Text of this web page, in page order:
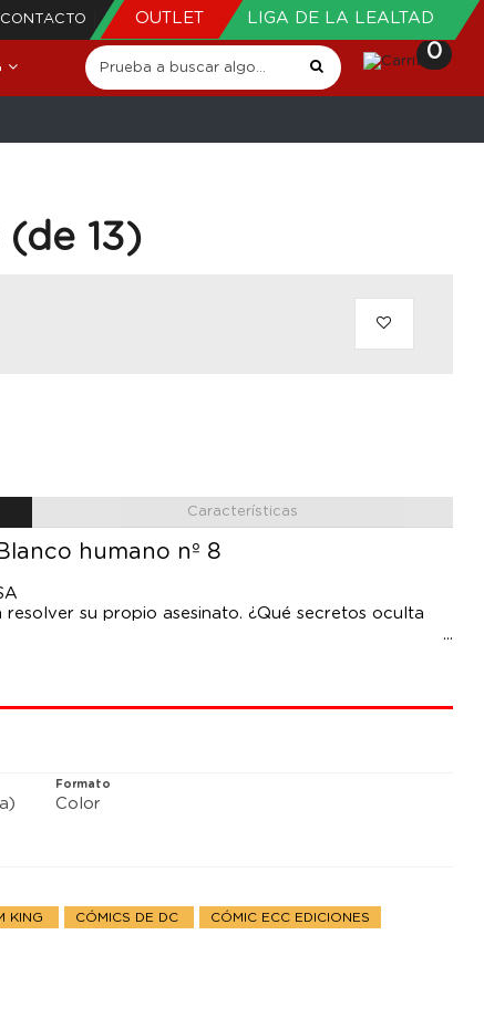
CONTACTO OUTLET LIGA DE LA LEALTAD
0
13)
Características
humano nº 8
su propio asesinato. ¿Qué secretos oculta
Formato
Color
KING CÓMICS DE DC CÓMIC ECC EDICIONES